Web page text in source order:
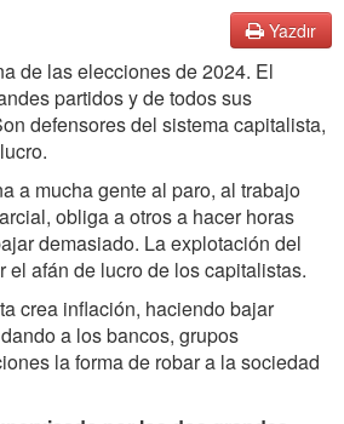
Yazdır
de las elecciones de 2024. El
partidos y de todos sus
defensores del sistema capitalista,
a mucha gente al paro, al trabajo
obliga a otros a hacer horas
demasiado. La explotación del
el afán de lucro de los capitalistas.
crea inflación, haciendo bajar
a los bancos, grupos
la forma de robar a la sociedad